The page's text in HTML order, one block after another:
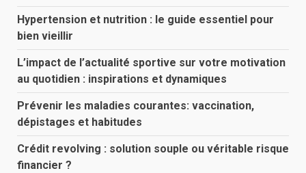
Hypertension et nutrition : le guide essentiel pour
bien vieillir
L’impact de l’actualité sportive sur votre motivation
au quotidien : inspirations et dynamiques
Prévenir les maladies courantes: vaccination,
dépistages et habitudes
Crédit revolving : solution souple ou véritable risque
financier ?